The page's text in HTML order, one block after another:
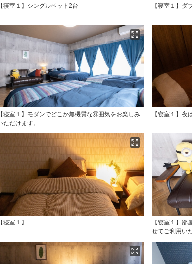
【寝室１】シングルベット2台 【寝室１】ダ
【寝室１】モダンでどこか無機質な雰囲気をお楽しみ
ただけます。
【寝室１】夜
【寝室１】
【寝室１】部
せてご利用い